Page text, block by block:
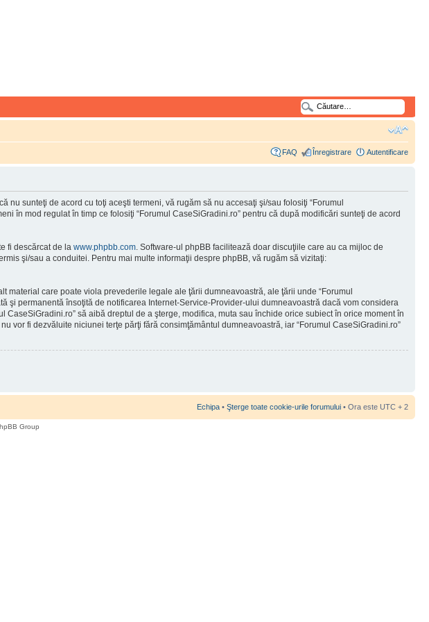
FAQ Înregistrare Autentificare
sunteţi de acord cu toţi aceşti termeni, vă rugăm să nu accesaţi şi/sau folosiţi “Forumul
în mod regulat în timp ce folosiţi “Forumul CaseSiGradini.ro” pentru că după modificări sunteţi de acord
fi descărcat de la www.phpbb.com. Software-ul phpBB facilitează doar discuţiile care au ca mijloc de
şi/sau a conduitei. Pentru mai multe informaţii despre phpBB, vă rugăm să vizitaţi:
care poate viola prevederile legale ale ţării dumneavoastră, ale ţării unde “Forumul
permanentă însoţită de notificarea Internet-Service-Provider-ului dumneavoastră dacă vom considera
să aibă dreptul de a şterge, modifica, muta sau închide orice subiect în orice moment în
vor fi dezvăluite niciunei terţe părţi fără consimţământul dumneavoastră, iar “Forumul CaseSiGradini.ro”
Echipa • Şterge toate cookie-urile forumului • Ora este UTC + 2
Group